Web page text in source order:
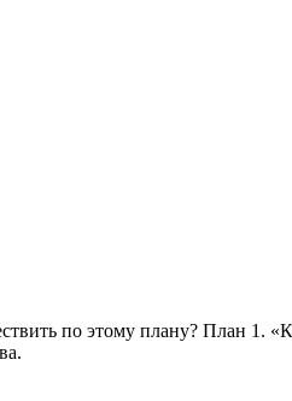
по этому плану? План 1.